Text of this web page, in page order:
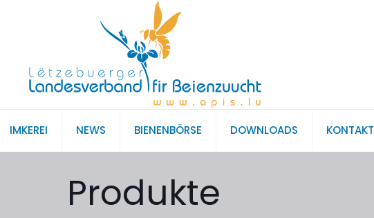
IMKEREI NEWS BIENENBÖRSE DOWNLOADS KONTAKT
Produkte